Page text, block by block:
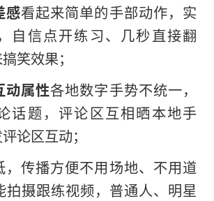
感看起来简单的手部动作，实
自信点开练习、几秒直接翻
笑效果；
动属性各地数字手势不统一，
话题，评论区互相晒本地手
论区互动；
，传播方便不用场地、不用道
拍摄跟练视频，普通人、明星